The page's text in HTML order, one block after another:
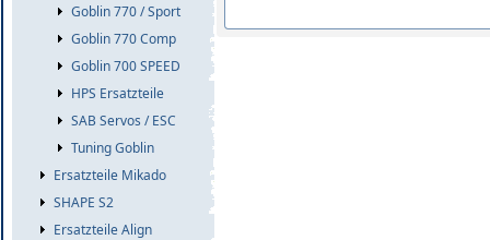
Goblin 770 / Sport
Goblin 770 Comp
Goblin 700 SPEED
HPS Ersatzteile
SAB Servos / ESC
Tuning Goblin
Ersatzteile Mikado
SHAPE S2
Ersatzteile Align